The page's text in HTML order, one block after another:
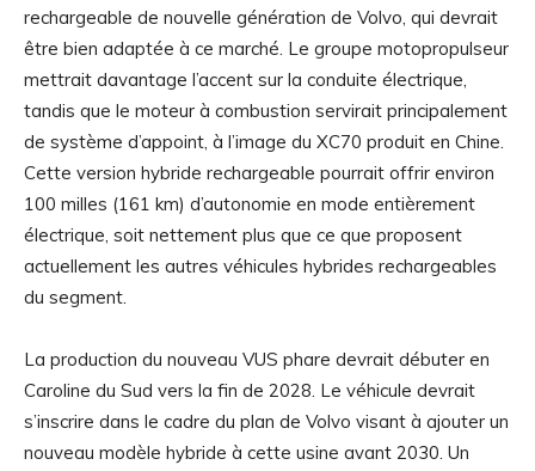
rechargeable de nouvelle génération de Volvo, qui devrait
être bien adaptée à ce marché. Le groupe motopropulseur
mettrait davantage l’accent sur la conduite électrique,
tandis que le moteur à combustion servirait principalement
de système d’appoint, à l’image du XC70 produit en Chine.
Cette version hybride rechargeable pourrait offrir environ
100 milles (161 km) d’autonomie en mode entièrement
électrique, soit nettement plus que ce que proposent
actuellement les autres véhicules hybrides rechargeables
du segment.
La production du nouveau VUS phare devrait débuter en
Caroline du Sud vers la fin de 2028. Le véhicule devrait
s’inscrire dans le cadre du plan de Volvo visant à ajouter un
nouveau modèle hybride à cette usine avant 2030. Un